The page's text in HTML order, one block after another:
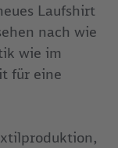
Laufshirt
nach wie
wie im
für eine